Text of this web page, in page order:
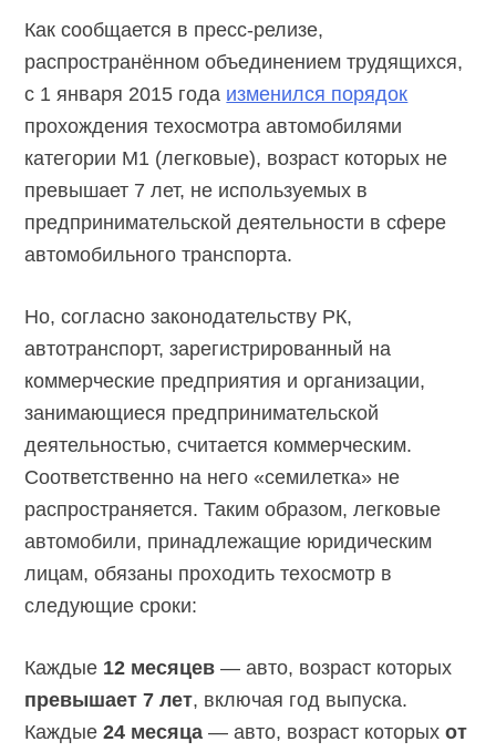
Как сообщается в пресс-релизе,
распространённом объединением трудящихся,
с 1 января 2015 года изменился порядок
прохождения техосмотра автомобилями
категории М1 (легковые), возраст которых не
превышает 7 лет, не используемых в
предпринимательской деятельности в сфере
автомобильного транспорта.
Но, согласно законодательству РК,
автотранспорт, зарегистрированный на
коммерческие предприятия и организации,
занимающиеся предпринимательской
деятельностью, считается коммерческим.
Соответственно на него «семилетка» не
распространяется. Таким образом, легковые
автомобили, принадлежащие юридическим
лицам, обязаны проходить техосмотр в
следующие сроки:
Каждые 12 месяцев — авто, возраст которых
превышает 7 лет, включая год выпуска.
Каждые24 месяца — авто, возраст которыхот